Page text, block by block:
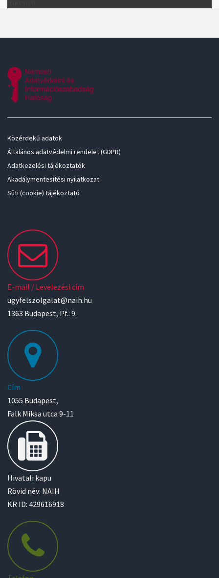
Közérdekű adatok
Általános adatvédelmi rendelet (GDPR)
Adatkezelési tájékoztatók
Akadálymentesítési nyilatkozat
Süti (cookie) tájékoztató
E-mail / Levelezési cím
ugyfelszolgalat@naih.hu
1363 Budapest, Pf.: 9.
Cím
1055 Budapest,
Falk Miksa utca 9-11
Hivatali kapu
Rövid név: NAIH
KR ID: 429616918